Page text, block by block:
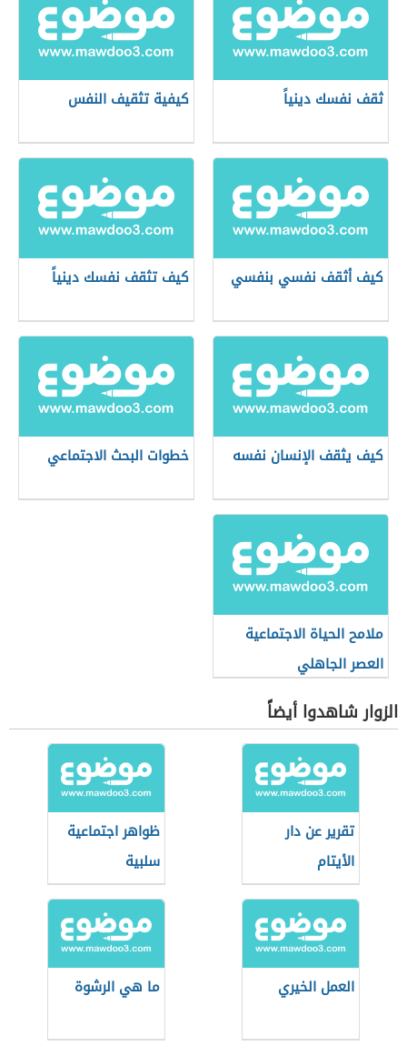
ثقف نفسك دينياً كيفية تثقيف النفس
كيف أثقف نفسي بنفسي كيف تثقف نفسك دينياً
كيف يثقف الإنسان نفسه خطوات البحث الاجتماعي
ملامح الحياة الاجتماعية
العصر الجاهلي
الزوار شاهدوا أيضاً
تقرير عن دار
الأيتام
ظواهر اجتماعية
سلبية
العمل الخيري ما هي الرشوة